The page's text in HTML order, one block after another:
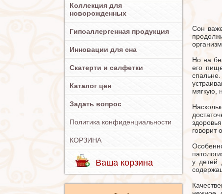
Коллекция для
новорожденных
Гипоаллергенная продукция
Инновации для сна
Скатерти и салфетки
Каталог цен
Задать вопрос
Политика конфиденциальности
КОРЗИНА
Ваша корзина
Сон
Но на
его
мягкую,
говорит
у детей